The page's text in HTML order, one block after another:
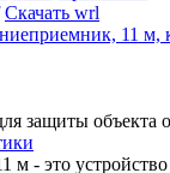
Скачать wrl
11 м,
защиты объекта
- это